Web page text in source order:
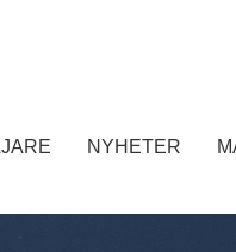
NYHETER